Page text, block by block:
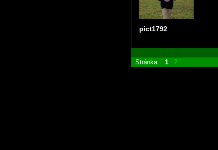
pict1792
Stránka: 1 2